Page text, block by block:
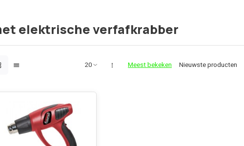
elektrische verfafkrabber
Meest bekeken Nieuwste producten